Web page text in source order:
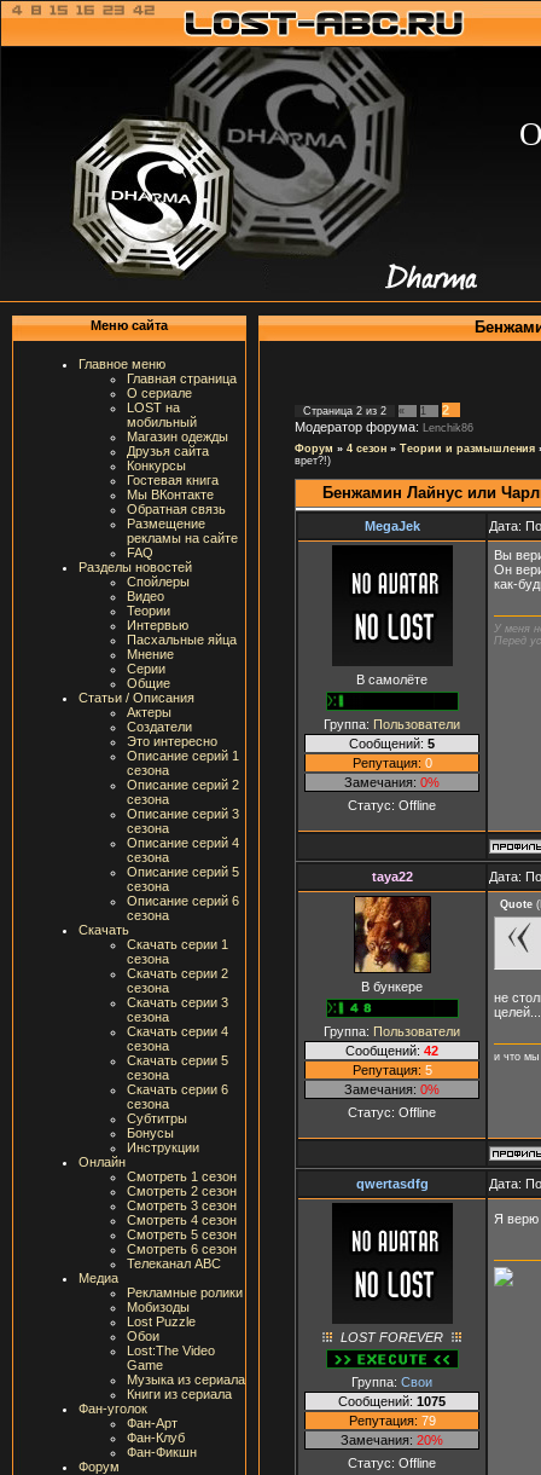
Меню сайта
Главное меню
Главная страница
О сериале
LOST на
мобильный
Магазин одежды
Друзья сайта
Конкурсы
Гостевая книга
Мы ВКонтакте
Обратная связь
Размещение
рекламы на сайте
FAQ
Разделы новостей
Спойлеры
Видео
Теории
Интервью
Пасхальные яйца
Мнение
Серии
Общие
Статьи / Описания
Актеры
Создатели
Это интересно
Описание серий 1
сезона
Описание серий 2
сезона
Описание серий 3
сезона
Описание серий 4
сезона
Описание серий 5
сезона
Описание серий 6
сезона
Скачать
Скачать серии 1
сезона
Скачать серии 2
сезона
Скачать серии 3
сезона
Скачать серии 4
сезона
Скачать серии 5
сезона
Скачать серии 6
сезона
Субтитры
Бонусы
Инструкции
Онлайн
Смотреть 1 сезон
Смотреть 2 сезон
Смотреть 3 сезон
Смотреть 4 сезон
Смотреть 5 сезон
Смотреть 6 сезон
Телеканал ABC
Медиа
Рекламные ролики
Мобизоды
Lost Puzzle
Обои
Lost:The Video
Game
Музыка из сериала
Книги из сериала
Фан-уголок
Фан-Арт
Фан-Клуб
Фан-Фикшн
Форум
Страница 2 из 2 « 1
2
Модератор форума:
Lenchik86
Форум » 4 сезон » Теории и размышления
врет?!)
Бенжамин Лайнус или
MegaJek Дата:
В самолёте
Группа: Пользователи
Сообщений: 5
Репутация: 0
Замечания: 0%
Статус: Offline
Вы
Он
как-
У меня
Перед
taya22 Дата:
В бункере
Группа: Пользователи
Сообщений: 42
Репутация: 5
Замечания: 0%
Статус: Offline
Quote (
не
целей...
и что мы
qwertasdfg Дата:
LOST FOREVER
Группа: Свои
Сообщений: 1075
Репутация: 79
Замечания: 20%
Статус: Offline
Я верю